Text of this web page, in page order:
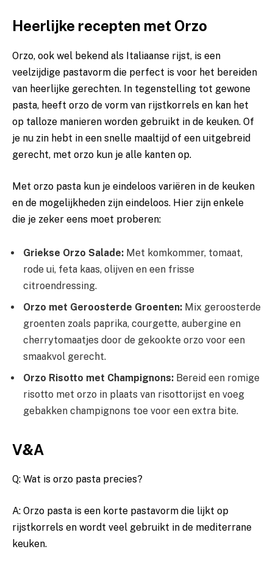
Heerlijke recepten ⁣met⁢ Orzo
Orzo, ook wel bekend als Italiaanse rijst, is een
veelzijdige pastavorm die perfect is voor het bereiden
van heerlijke gerechten. In tegenstelling tot ‌gewone
pasta, heeft orzo de vorm van rijstkorrels en kan het
op talloze manieren worden gebruikt in de keuken. ​Of​
je nu zin hebt‌ in een snelle maaltijd of⁣ een uitgebreid
gerecht, met orzo kun je⁤ alle kanten⁣ op.
Met orzo pasta kun je eindeloos variëren in ⁢de keuken
en de mogelijkheden zijn eindeloos. Hier zijn enkele ⁣⁤
die ‍je zeker⁣ eens moet ‌proberen:
Griekse⁤ Orzo Salade: Met ⁢komkommer, tomaat,
rode ui, feta kaas, olijven en een frisse‌
citroendressing.
Orzo met Geroosterde Groenten: Mix ‌geroosterde
groenten zoals paprika, courgette, aubergine en ​
cherrytomaatjes door de gekookte orzo voor een
smaakvol‍ gerecht.
Orzo ​Risotto‌ met Champignons: ⁢Bereid een​ romige
‌risotto ‌met orzo ⁤in plaats van risottorijst en ⁣voeg
gebakken ⁢champignons toe voor⁢ een ⁣extra ⁣bite.
V&A
Q: ‍Wat ​is ‌orzo ‍pasta precies?
A: Orzo pasta is een‌ korte pastavorm‍ die lijkt op
rijstkorrels ⁣en wordt ‌veel‌ gebruikt in de mediterrane⁤
keuken.